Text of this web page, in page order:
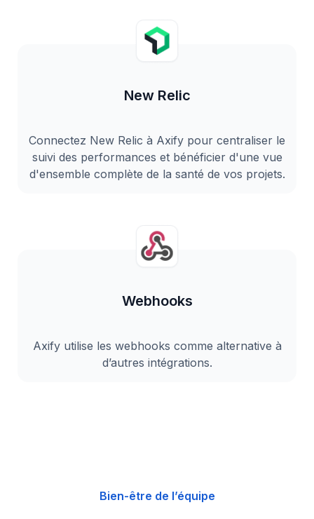
New Relic
Connectez New Relic à Axify pour centraliser le
suivi des performances et bénéficier d'une vue
d'ensemble complète de la santé de vos projets.
Webhooks
Axify utilise les webhooks comme alternative à
d’autres intégrations.
Bien-être de l’équipe